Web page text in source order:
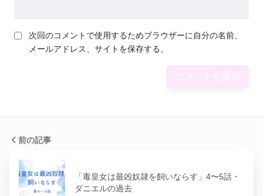
次回のコメントで使用するためブラウザーに自分の名前、
メールアドレス、サイトを保存する。
前の記事
「毒皇女は最凶奴隷を飼いならす」4〜5話・
ダニエルの過去